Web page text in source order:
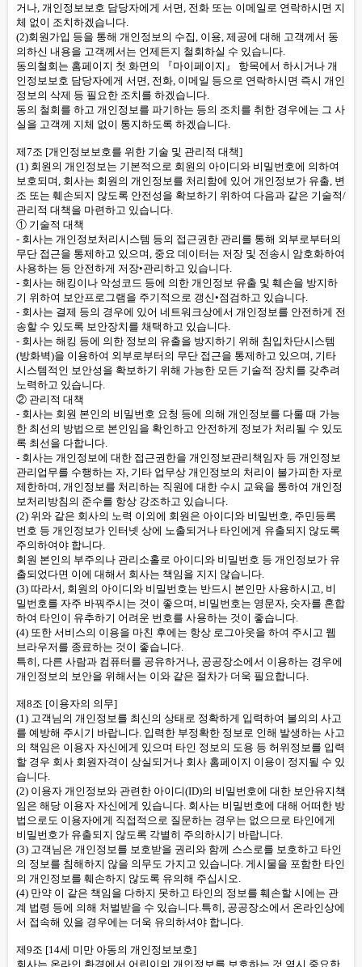
거나, 개인정보보호 담당자에게 서면, 전화 또는 이메일로 연락하시면 지
체 없이 조치하겠습니다.
(2)회원가입 등을 통해 개인정보의 수집, 이용, 제공에 대해 고객께서 동
의하신 내용을 고객께서는 언제든지 철회하실 수 있습니다.
동의철회는 홈페이지 첫 화면의 『마이페이지』 항목에서 하시거나 개
인정보보호 담당자에게 서면, 전화, 이메일 등으로 연락하시면 즉시 개인
정보의 삭제 등 필요한 조치를 하겠습니다.
동의 철회를 하고 개인정보를 파기하는 등의 조치를 취한 경우에는 그 사
실을 고객께 지체 없이 통지하도록 하겠습니다.
제7조 [개인정보보호를 위한 기술 및 관리적 대책]
(1) 회원의 개인정보는 기본적으로 회원의 아이디와 비밀번호에 의하여
보호되며, 회사는 회원의 개인정보를 처리함에 있어 개인정보가 유출, 변
조 또는 훼손되지 않도록 안전성을 확보하기 위하여 다음과 같은 기술적/
관리적 대책을 마련하고 있습니다.
① 기술적 대책
- 회사는 개인정보처리시스템 등의 접근권한 관리를 통해 외부로부터의
무단 접근을 통제하고 있으며, 중요 데이터는 저장 및 전송시 암호화하여
사용하는 등 안전하게 저장•관리하고 있습니다.
- 회사는 해킹이나 악성코드 등에 의한 개인정보 유출 및 훼손을 방지하
기 위하여 보안프로그램을 주기적으로 갱신•점검하고 있습니다.
- 회사는 결제 등의 경우에 있어 네트워크상에서 개인정보를 안전하게 전
송할 수 있도록 보안장치를 채택하고 있습니다.
- 회사는 해킹 등에 의한 정보의 유출을 방지하기 위해 침입차단시스템
(방화벽)을 이용하여 외부로부터의 무단 접근을 통제하고 있으며, 기타
시스템적인 보안성을 확보하기 위해 가능한 모든 기술적 장치를 갖추려
노력하고 있습니다.
② 관리적 대책
- 회사는 회원 본인의 비밀번호 요청 등에 의해 개인정보를 다룰 때 가능
한 최선의 방법으로 본인임을 확인하고 안전하게 정보가 처리될 수 있도
록 최선을 다합니다.
- 회사는 개인정보에 대한 접근권한을 개인정보관리책임자 등 개인정보
관리업무를 수행하는 자, 기타 업무상 개인정보의 처리이 불가피한 자로
제한하며, 개인정보를 처리하는 직원에 대한 수시 교육을 통하여 개인정
보처리방침의 준수를 항상 강조하고 있습니다.
(2) 위와 같은 회사의 노력 이외에 회원은 아이디와 비밀번호, 주민등록
번호 등 개인정보가 인터넷 상에 노출되거나 타인에게 유출되지 않도록
주의하여야 합니다.
회원 본인의 부주의나 관리소홀로 아이디와 비밀번호 등 개인정보가 유
출되었다면 이에 대해서 회사는 책임을 지지 않습니다.
(3) 따라서, 회원의 아이디와 비밀번호는 반드시 본인만 사용하시고, 비
밀번호를 자주 바꿔주시는 것이 좋으며, 비밀번호는 영문자, 숫자를 혼합
하여 타인이 유추하기 어려운 번호를 사용하는 것이 좋습니다.
(4) 또한 서비스의 이용을 마친 후에는 항상 로그아웃을 하여 주시고 웹
브라우저를 종료하는 것이 좋습니다.
특히, 다른 사람과 컴퓨터를 공유하거나, 공공장소에서 이용하는 경우에
개인정보의 보안을 위해서는 이와 같은 절차가 더욱 필요합니다.
제8조 [이용자의 의무]
(1) 고객님의 개인정보를 최신의 상태로 정확하게 입력하여 불의의 사고
를 예방해 주시기 바랍니다. 입력한 부정확한 정보로 인해 발생하는 사고
의 책임은 이용자 자신에게 있으며 타인 정보의 도용 등 허위정보를 입력
할 경우 회사 회원자격이 상실되거나 회사 홈페이지 이용이 정지될 수 있
습니다.
(2) 이용자 개인정보와 관련한 아이디(ID)의 비밀번호에 대한 보안유지책
임은 해당 이용자 자신에게 있습니다. 회사는 비밀번호에 대해 어떠한 방
법으로도 이용자에게 직접적으로 질문하는 경우는 없으므로 타인에게
비밀번호가 유출되지 않도록 각별히 주의하시기 바랍니다.
(3) 고객님은 개인정보를 보호받을 권리와 함께 스스로를 보호하고 타인
의 정보를 침해하지 않을 의무도 가지고 있습니다. 게시물을 포함한 타인
의 개인정보를 훼손하지 않도록 유의해 주십시오.
(4) 만약 이 같은 책임을 다하지 못하고 타인의 정보를 훼손할 시에는 관
계 법령 등에 의해 처벌받을 수 있습니다.특히, 공공장소에서 온라인상에
서 접속해 있을 경우에는 더욱 유의하셔야 합니다.
제9조 [14세 미만 아동의 개인정보보호]
회사는 온라인 환경에서 어린이의 개인정보를 보호하는 것 역시 중요한